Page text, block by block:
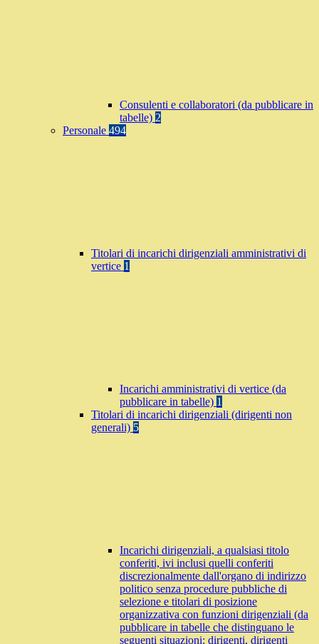
Consulenti e collaboratori (da pubblicare in
tabelle) 2
Personale 494
Titolari di incarichi dirigenziali amministrativi di
vertice 1
Incarichi amministrativi di vertice (da
pubblicare in tabelle) 1
Titolari di incarichi dirigenziali (dirigenti non
generali) 5
Incarichi dirigenziali, a qualsiasi titolo
conferiti, ivi inclusi quelli conferiti
discrezionalmente dall'organo di indirizzo
politico senza procedure pubbliche di
selezione e titolari di posizione
organizzativa con funzioni dirigenziali (da
pubblicare in tabelle che distinguano le
seguenti situazioni: dirigenti, dirigenti